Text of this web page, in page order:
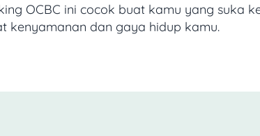
OCBC ini cocok buat kamu yang suka
kenyamanan dan gaya hidup kamu.